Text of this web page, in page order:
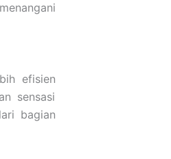
efisien
sensasi
bagian